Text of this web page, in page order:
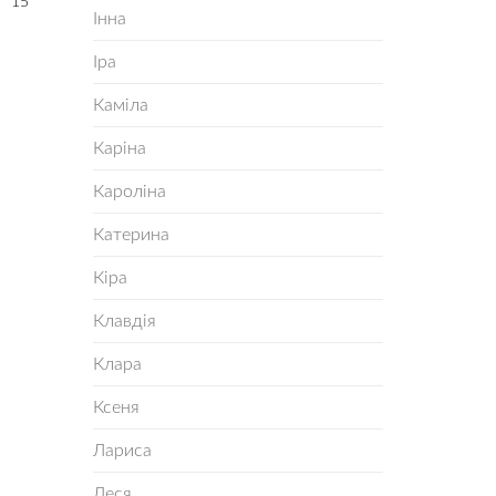
Інна
Іра
Каміла
Каріна
Кароліна
Катерина
Кіра
Клавдія
Клара
Ксеня
Лариса